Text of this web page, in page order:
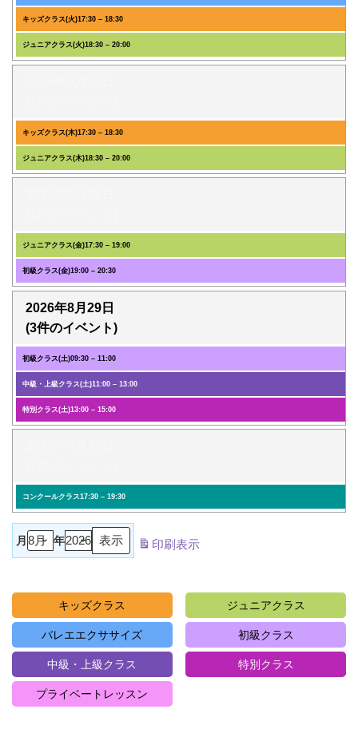
キッズクラス(火)17:30 – 18:30
ジュニアクラス(火)18:30 – 20:00
キッズクラス(木)17:30 – 18:30
ジュニアクラス(木)18:30 – 20:00
ジュニアクラス(金)17:30 – 19:00
初級クラス(金)19:00 – 20:30
2026年8月29日
(3件のイベント)
初級クラス(土)09:30 – 11:00
中級・上級クラス(土)11:00 – 13:00
特別クラス(土)13:00 – 15:00
コンクールクラス17:30 – 19:30
月 年 印刷表示
キッズクラス ジュニアクラス
バレエエクササイズ 初級クラス
中級・上級クラス 特別クラス
プライベートレッスン